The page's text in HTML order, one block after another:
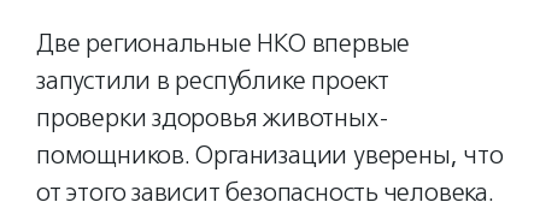
Две региональные НКО впервые
запустили в республике проект
проверки здоровья животных-
помощников. Организации уверены, что
от этого зависит безопасность человека.